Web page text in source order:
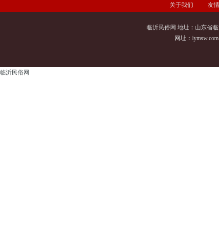
关于我们 友
临沂民俗网 地址：山东省
网址： lymsw.com
临沂民俗网